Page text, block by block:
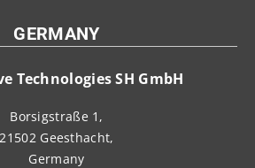
GERMANY
Technologies SH GmbH
Borsigstraße 1,
21502 Geesthacht,
Germany